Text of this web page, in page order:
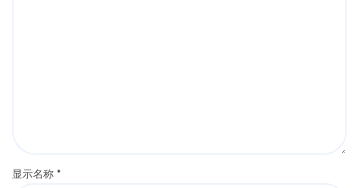
显示名称 *